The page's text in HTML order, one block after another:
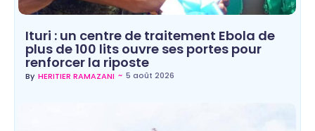
Ituri : un centre de traitement Ebola de
plus de 100 lits ouvre ses portes pour
renforcer la riposte
By HERITIER RAMAZANI ~ 5 août 2026